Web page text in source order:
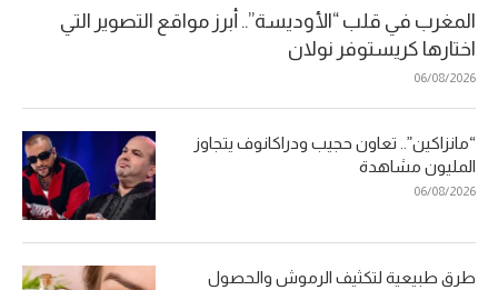
المغرب في قلب “الأوديسة”.. أبرز مواقع التصوير التي
اختارها كريستوفر نولان
06/08/2026
“مانزاكين”.. تعاون حجيب ودراكانوف يتجاوز
المليون مشاهدة
06/08/2026
طرق طبيعية لتكثيف الرموش والحصول